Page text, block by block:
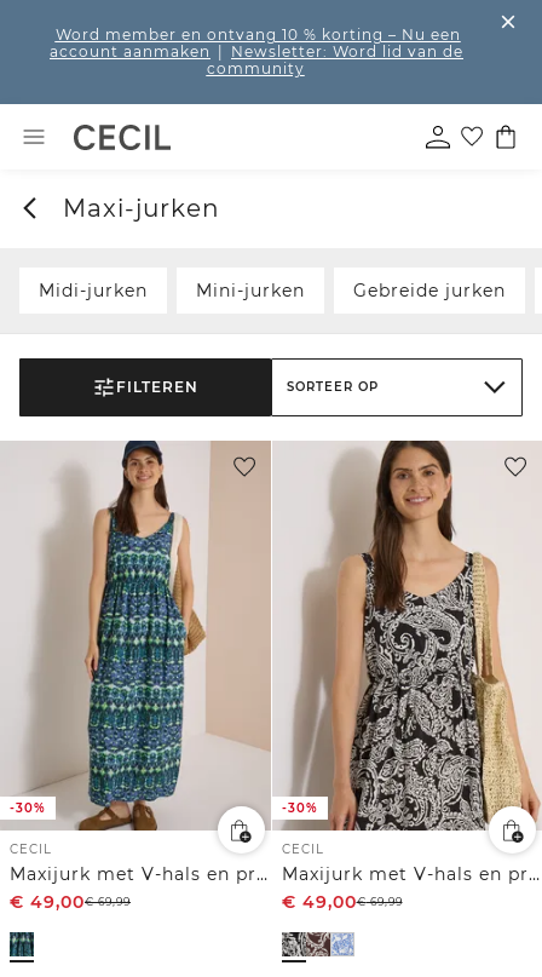
Word member en ontvang 10 % korting – Nu een
account aanmaken
Newsletter: Word lid van de
community
Maxi-jurken
Midi-jurken Mini-jurken Gebreide jurken
FILTEREN SORTEER OP
-30%
CECIL
Maxijurk met V-hals en print
€ 49,00€69,99
-30%
CECIL
Maxijurk met V-hals en print
€ 49,00€69,99